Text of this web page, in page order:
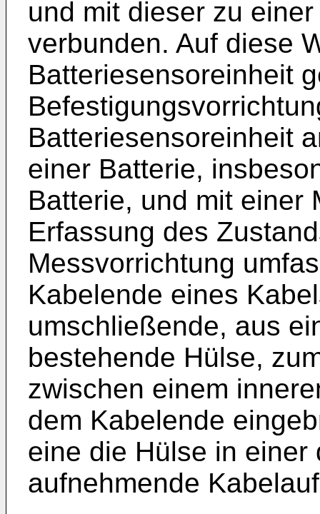
und mit dieser zu
verbunden. Auf diese
Batteriesensoreinheit
Batteriesensoreinheit
einer Batterie,
Batterie, und mit einer
Erfassung des
Messvorrichtung
Kabelende eines
umschließende, aus
bestehende Hülse,
zwischen einem
dem Kabelende
eine die Hülse in einer
aufnehmende